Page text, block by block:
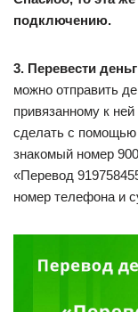
подключению.
3. Перевести
можно отправить
привязанному к
сделать с помощью
знакомый номер
«Перевод
номер телефона и